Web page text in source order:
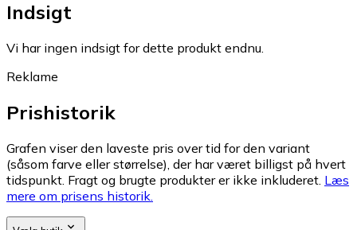
Indsigt
Vi har ingen indsigt for dette produkt endnu.
Reklame
Prishistorik
Grafen viser den laveste pris over tid for den variant
(såsom farve eller størrelse), der har været billigst på hvert
tidspunkt. Fragt og brugte produkter er ikke inkluderet. Læs
mere om prisens historik.